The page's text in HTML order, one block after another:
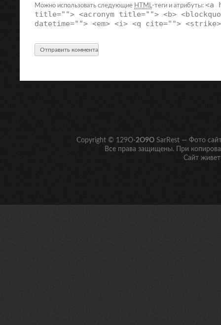
Можно использовать следующие HTML-теги и атрибуты: <a
title=""> <acronym title=""> <b>
datetime=""> <em> <i> <q cite="">
Copyright © 129O-2O9O SarRest — Фото
Все права защищены. При
Сайт живет